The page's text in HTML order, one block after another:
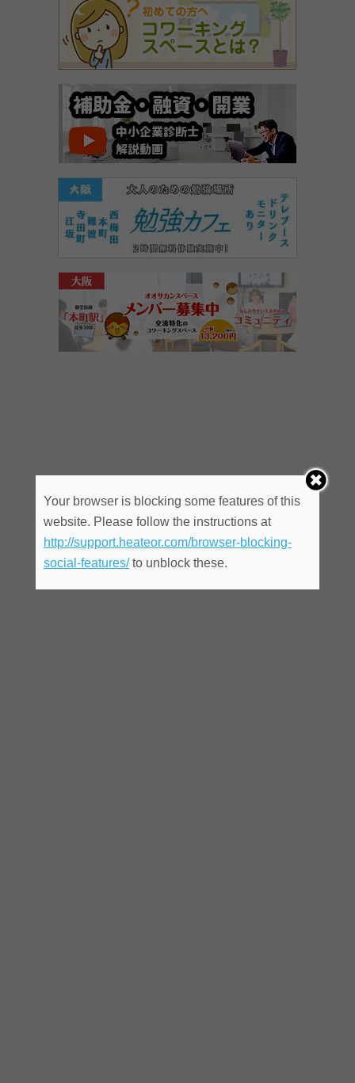
Your browser is blocking some features of this
website. Please follow the instructions at
http://support.heateor.com/browser-blocking-
social-features/to unblock these.